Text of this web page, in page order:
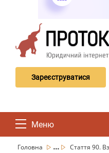
Зареєструватися
Меню
Головна ...
Стаття 90.